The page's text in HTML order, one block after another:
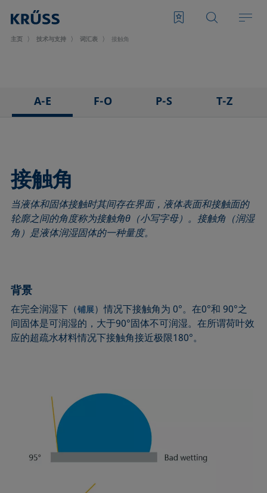
主页 技术与支持 词汇表 接触角
A-E
吸附系数
前进角
ASTM D 971
基线
气泡压力张力仪
圆锥曲线法
受束座滴法
接触角
液滴形状分析
Du Noüy环法
F-O
发泡剂
Fowkes法
高宽法
滞后角
界面流变，表面流变
液体针头
莲花效应
弯月面法
Oss and Good法
Owens, Wendt, Rabel and Kaelble (OWRK)法
P-S
多项式法
后退角
脱环法
棒法
滚动角
座滴法
旋转滴张力仪
铺展
静态表面张力
收缩液滴法
表面过剩浓度
T-Z
顶视距离法
Washburn法
韦伯数
润湿性
润湿长度
Wilhelmy板法
粘附功
内聚功
接触角
当液体和固体接触时其间存在界面，液体表面和接触面的
轮廓之间的角度称为接触角θ（小写字母）。接触角（润湿
角）是液体润湿固体的一种量度。
背景
在完全润湿下（铺展）情况下接触角为 0°。在0°和 90°之
间固体是可润湿的，大于90°固体不可润湿。在所谓荷叶效
应的超疏水材料情况下接触角接近极限180°。